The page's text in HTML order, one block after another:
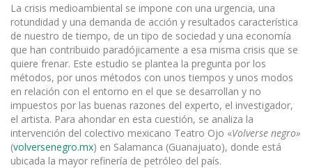
La crisis medioambiental se impone con una urgencia, una
rotundidad y una demanda de acción y resultados característica
de nuestro de tiempo, de un tipo de sociedad y una economía
que han contribuido paradójicamente a esa misma crisis que se
quiere frenar. Este estudio se plantea la pregunta por los
métodos, por unos métodos con unos tiempos y unos modos
en relación con el entorno en el que se desarrollan y no
impuestos por las buenas razones del experto, el investigador,
el artista. Para ahondar en esta cuestión, se analiza la
intervención del colectivo mexicano Teatro Ojo «Volverse negro»
(volversenegro.mx) en Salamanca (Guanajuato), donde está
ubicada la mayor refinería de petróleo del país.